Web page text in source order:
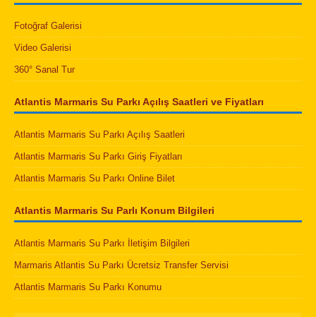
Fotoğraf Galerisi
Video Galerisi
360° Sanal Tur
Atlantis Marmaris Su Parkı Açılış Saatleri ve Fiyatları
Atlantis Marmaris Su Parkı Açılış Saatleri
Atlantis Marmaris Su Parkı Giriş Fiyatları
Atlantis Marmaris Su Parkı Online Bilet
Atlantis Marmaris Su Parlı Konum Bilgileri
Atlantis Marmaris Su Parkı İletişim Bilgileri
Marmaris Atlantis Su Parkı Ücretsiz Transfer Servisi
Atlantis Marmaris Su Parkı Konumu